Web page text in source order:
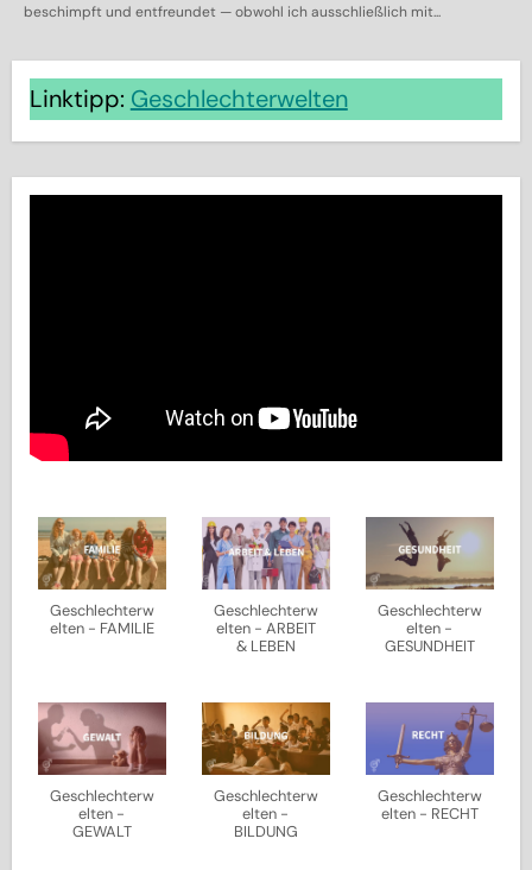
beschimpft und entfreundet — obwohl ich ausschließlich mit...
Linktipp: Geschlechterwelten
Geschlechterw
elten - FAMILIE
Geschlechterw
elten - ARBEIT
& LEBEN
Geschlechterw
elten -
GESUNDHEIT
Geschlechterw
elten -
GEWALT
Geschlechterw
elten -
BILDUNG
Geschlechterw
elten - RECHT